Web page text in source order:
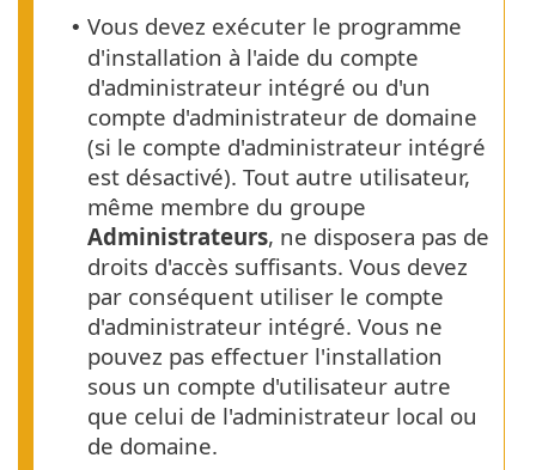
• Vous devez exécuter le programme
d'installation à l'aide du compte
d'administrateur intégré ou d'un
compte d'administrateur de domaine
(si le compte d'administrateur intégré
est désactivé). Tout autre utilisateur,
même membre du groupe
Administrateurs, ne disposera pas de
droits d'accès suffisants. Vous devez
par conséquent utiliser le compte
d'administrateur intégré. Vous ne
pouvez pas effectuer l'installation
sous un compte d'utilisateur autre
que celui de l'administrateur local ou
de domaine.